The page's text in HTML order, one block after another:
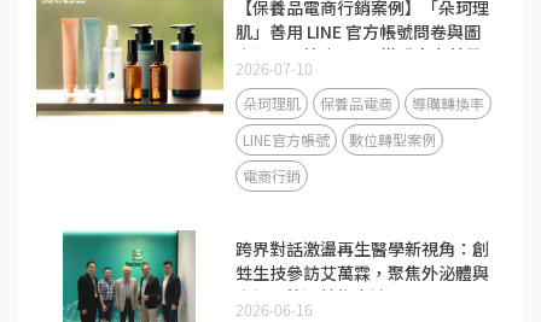
【保養品電商行銷案例】「朵珂理
肌」善用 LINE 官方帳號問卷與圖
文選單，節省 50% 導購人力並帶
動回流率大增 40%
2026-07-10
朵珂理肌 保養品電商
導購轉換率
LINE官方帳號
數位轉型案例
電商行銷
跨界對話激盪再生醫學新視角：創
甡生技參訪艾萬霖，聚焦外泌體與
高通量篩選技術交流
2026-06-16